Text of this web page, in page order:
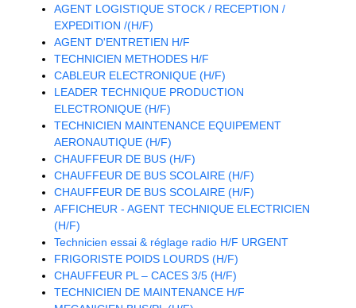
AGENT LOGISTIQUE STOCK / RECEPTION /
EXPEDITION /(H/F)
AGENT D'ENTRETIEN H/F
TECHNICIEN METHODES H/F
CABLEUR ELECTRONIQUE (H/F)
LEADER TECHNIQUE PRODUCTION
ELECTRONIQUE (H/F)
TECHNICIEN MAINTENANCE EQUIPEMENT
AERONAUTIQUE (H/F)
CHAUFFEUR DE BUS (H/F)
CHAUFFEUR DE BUS SCOLAIRE (H/F)
CHAUFFEUR DE BUS SCOLAIRE (H/F)
AFFICHEUR - AGENT TECHNIQUE ELECTRICIEN
(H/F)
Technicien essai & réglage radio H/F URGENT
FRIGORISTE POIDS LOURDS (H/F)
CHAUFFEUR PL – CACES 3/5 (H/F)
TECHNICIEN DE MAINTENANCE H/F